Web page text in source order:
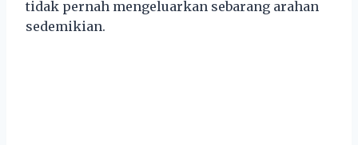
tidak pernah mengeluarkan sebarang arahan
sedemikian.